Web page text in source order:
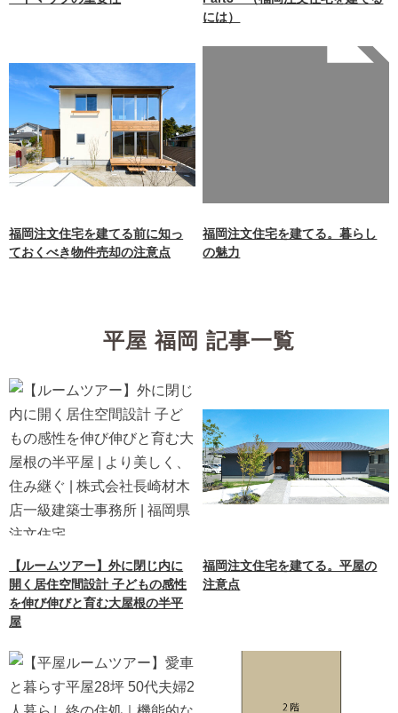
には）
福岡注文住宅を建てる前に知っ
ておくべき物件売却の注意点
content/themes/nagasaki/f
unctions.phpon line87
福岡注文住宅を建てる。暮らし
の魅力
平屋 福岡 記事一覧
【ルームツアー】外に閉じ内に
開く居住空間設計 子どもの感性
を伸び伸びと育む大屋根の半平
屋
福岡注文住宅を建てる。平屋の
注意点